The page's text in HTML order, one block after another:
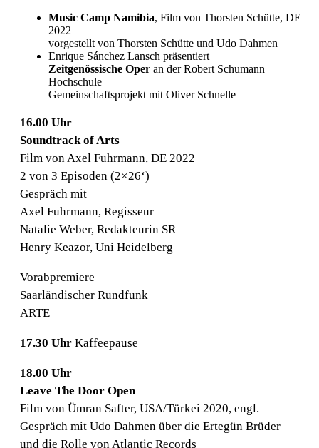
Music Camp Namibia, Film von Thorsten Schütte, DE
2022
vorgestellt von Thorsten Schütte und Udo Dahmen
Enrique Sánchez Lansch präsentiert
Zeitgenössische Oper an der Robert Schumann
Hochschule
Gemeinschaftsprojekt mit Oliver Schnelle
16.00 Uhr
Soundtrack of Arts
Film von Axel Fuhrmann, DE 2022
2 von 3 Episoden (2×26‘)
Gespräch mit
Axel Fuhrmann, Regisseur
Natalie Weber, Redakteurin SR
Henry Keazor, Uni Heidelberg
Vorabpremiere
Saarländischer Rundfunk
ARTE
17.30 Uhr Kaffeepause
18.00 Uhr
Leave The Door Open
Film von Ümran Safter, USA/Türkei 2020, engl.
Gespräch mit Udo Dahmen über die Ertegün Brüder
und die Rolle von Atlantic Records